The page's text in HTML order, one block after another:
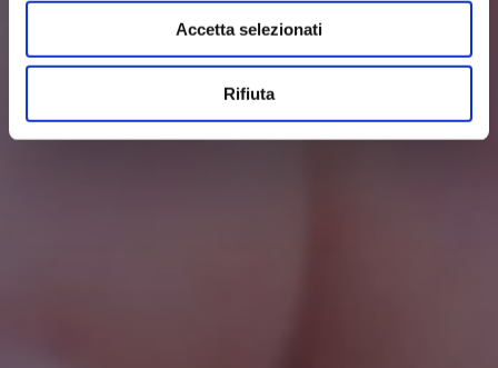
Accetta selezionati
Rifiuta